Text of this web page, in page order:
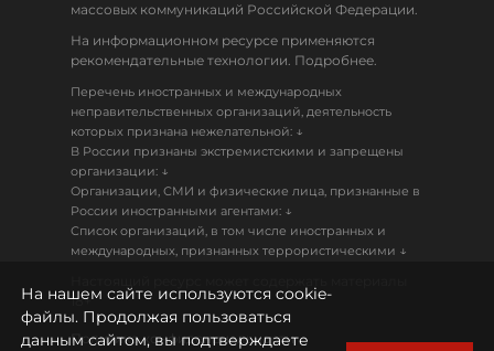
массовых коммуникаций Российской Федерации.
На информационном ресурсе применяются
рекомендательные технологии. Подробнее.
Перечень иностранных и международных
неправительственных организаций, деятельность
которых признана нежелательной: ↓
В России признаны экстремистскими и запрещены
организации: ↓
Организации, СМИ и физические лица, признанные в
России иностранными агентами: ↓
Список организаций, в том числе иностранных и
международных, признанных террористическими ↓
18+
Политика конфиденциальности
На нашем сайте используются cookie-
файлы. Продолжая пользоваться
данным сайтом, вы подтверждаете